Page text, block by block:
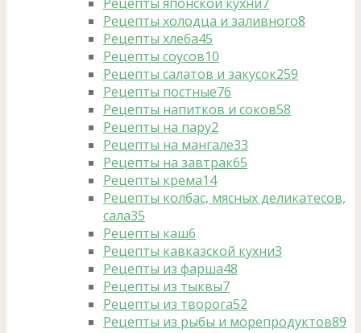
Рецепты холодца и заливного8
Рецепты хлеба45
Рецепты соусов10
Рецепты салатов и закусок259
Рецепты постные76
Рецепты напитков и соков58
Рецепты на пару2
Рецепты на мангале33
Рецепты на завтрак65
Рецепты крема14
Рецепты колбас, мясных деликатесов,
сала35
Рецепты каш6
Рецепты кавказской кухни3
Рецепты из фарша48
Рецепты из тыквы7
Рецепты из творога52
Рецепты из рыбы и морепродуктов89